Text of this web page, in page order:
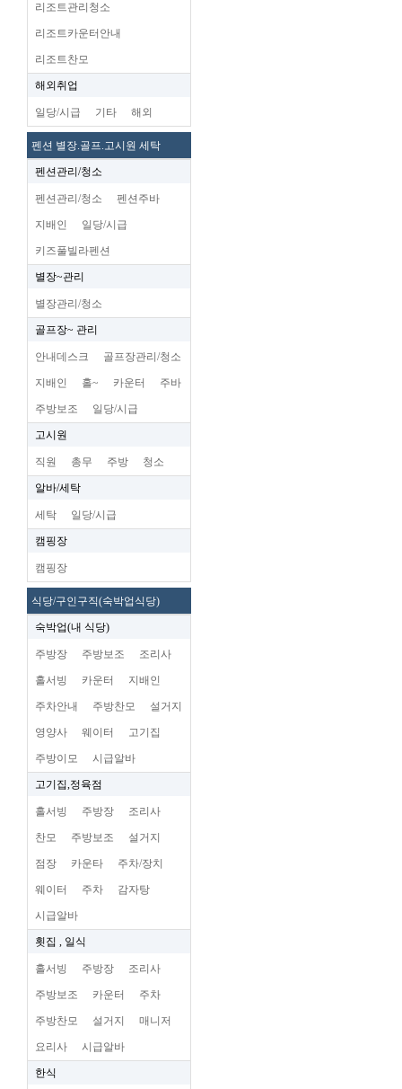
리조트관리청소
리조트카운터안내
리조트찬모
해외취업
일당/시급 기타 해외
펜션 별장.골프.고시원 세탁
펜션관리/청소
펜션관리/청소 펜션주바
지배인 일당/시급
키즈풀빌라펜션
별장~관리
별장관리/청소
골프장~ 관리
안내데스크 골프장관리/청소
지배인 홀~ 카운터 주바
주방보조 일당/시급
고시원
직원 총무 주방 청소
알바/세탁
세탁 일당/시급
캠핑장
캠핑장
식당/구인구직(숙박업식당)
숙박업(내 식당)
주방장 주방보조 조리사
홀서빙 카운터 지배인
주차안내 주방찬모 설거지
영양사 웨이터 고기집
주방이모 시급알바
고기집,정육점
홀서빙 주방장 조리사
찬모 주방보조 설거지
점장 카운타 주차/장치
웨이터 주차 감자탕
시급알바
횟집 , 일식
홀서빙 주방장 조리사
주방보조 카운터 주차
주방찬모 설거지 매니저
요리사 시급알바
한식